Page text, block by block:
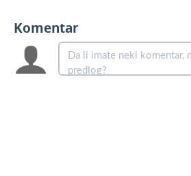
Komentar